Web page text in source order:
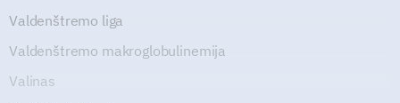
Valdenštremo liga
Valdenštremo makroglobulinemija
Valinas